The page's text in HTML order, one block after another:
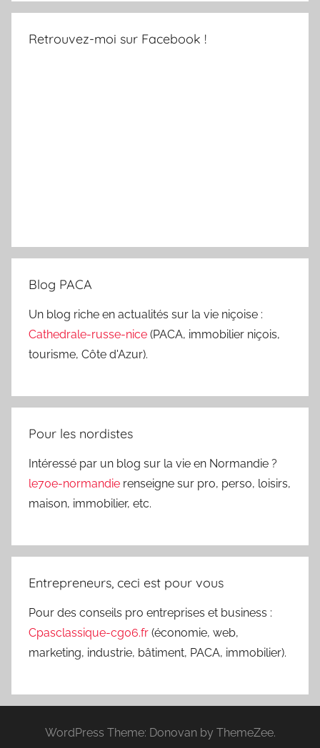
Retrouvez-moi sur Facebook !
Blog PACA
Un blog riche en actualités sur la vie niçoise :
Cathedrale-russe-nice (PACA, immobilier niçois,
tourisme, Côte d'Azur).
Pour les nordistes
Intéressé par un blog sur la vie en Normandie ?
le70e-normandie renseigne sur pro, perso, loisirs,
maison, immobilier, etc.
Entrepreneurs, ceci est pour vous
Pour des conseils pro entreprises et business :
Cpasclassique-cg06.fr (économie, web,
marketing, industrie, bâtiment, PACA, immobilier).
WordPress Theme: Donovan by ThemeZee.